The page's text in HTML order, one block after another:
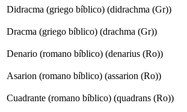
Didracma (griego bíblico) (didrachma (Gr))
Dracma (griego bíblico) (drachma (Gr))
Denario (romano bíblico) (denarius (Ro))
Asarion (romano bíblico) (assarion (Ro))
Cuadrante (romano bíblico) (quadrans (Ro))